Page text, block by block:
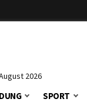
2026
SPORT